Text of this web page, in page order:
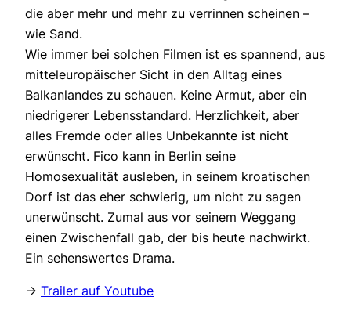
die aber mehr und mehr zu verrinnen scheinen –
wie Sand.
Wie immer bei solchen Filmen ist es spannend, aus
mitteleuropäischer Sicht in den Alltag eines
Balkanlandes zu schauen. Keine Armut, aber ein
niedrigerer Lebensstandard. Herzlichkeit, aber
alles Fremde oder alles Unbekannte ist nicht
erwünscht. Fico kann in Berlin seine
Homosexualität ausleben, in seinem kroatischen
Dorf ist das eher schwierig, um nicht zu sagen
unerwünscht. Zumal aus vor seinem Weggang
einen Zwischenfall gab, der bis heute nachwirkt.
Ein sehenswertes Drama.
-> Trailer auf Youtube